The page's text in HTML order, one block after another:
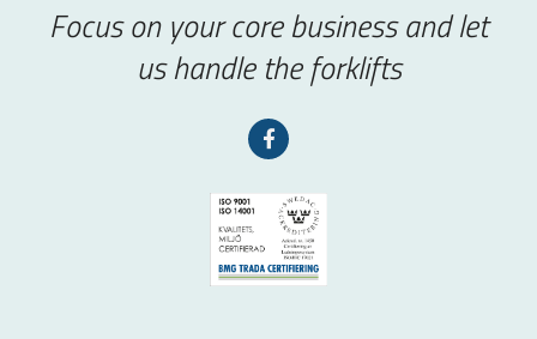
Focus on your core business and let
us handle the forklifts